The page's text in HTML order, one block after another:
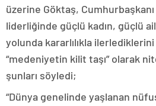
üzerine Göktaş, Cumhurbaşkanı
liderliğinde güçlü kadın, güçlü
yolunda kararlılıkla
“medeniyetin kilit taşı” olarak
şunları söyledi;
“Dünya genelinde yaşlanan